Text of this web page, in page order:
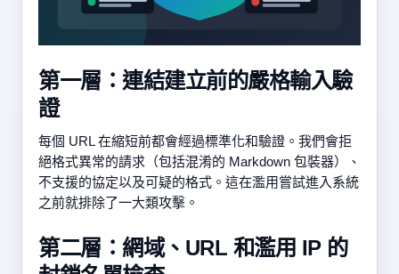
第一層：連結建立前的嚴格輸入驗
證
每個 URL 在縮短前都會經過標準化和驗證。我們會拒
絕格式異常的請求（包括混淆的 Markdown 包裝器）、
不支援的協定以及可疑的格式。這在濫用嘗試進入系統
之前就排除了一大類攻擊。
第二層：網域、URL 和濫用 IP 的